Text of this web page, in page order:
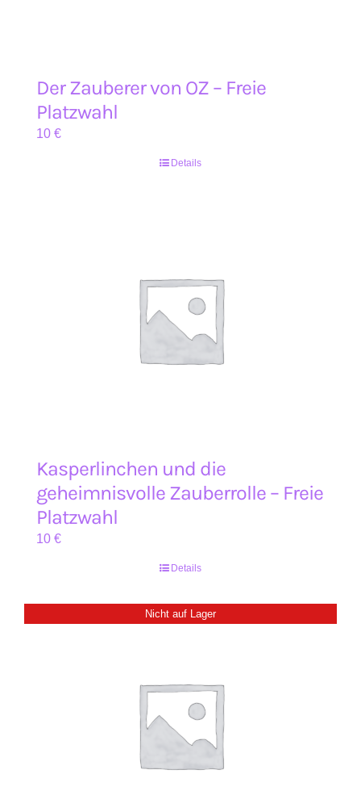
Der Zauberer von OZ – Freie
Platzwahl
10 €
Details
Kasperlinchen und die
geheimnisvolle Zauberrolle – Freie
Platzwahl
10 €
Details
Nicht auf Lager